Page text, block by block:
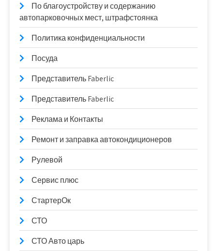
По благоустройству и содержанию
автопарковочных мест, штрафстоянка
Политика конфиденциальности
Посуда
Представитель Faberlic
Представитель Faberlic
Реклама и Контакты
Ремонт и заправка автокондиционеров
Рулевой
Сервис плюс
СтартерОк
СТО
СТО Авто царь